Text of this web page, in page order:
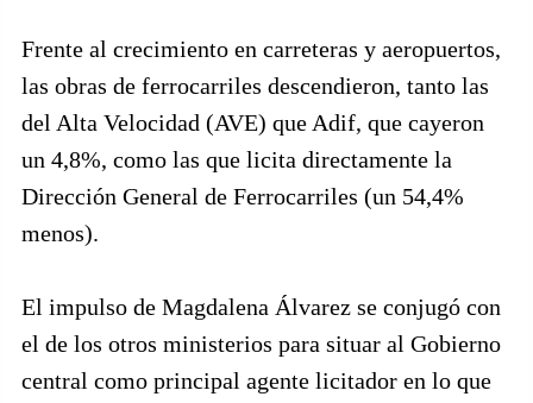
Frente al crecimiento en carreteras y aeropuertos,
las obras de ferrocarriles descendieron, tanto las
del Alta Velocidad (AVE) que Adif, que cayeron
un 4,8%, como las que licita directamente la
Dirección General de Ferrocarriles (un 54,4%
menos).
El impulso de Magdalena Álvarez se conjugó con
el de los otros ministerios para situar al Gobierno
central como principal agente licitador en lo que